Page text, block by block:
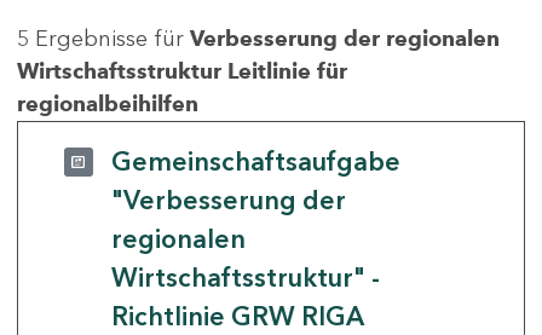
5 Ergebnisse für Verbesserung der regionalen
Wirtschaftsstruktur Leitlinie für
regionalbeihilfen
Gemeinschaftsaufgabe
"Verbesserung der
regionalen
Wirtschaftsstruktur" -
Richtlinie GRW RIGA